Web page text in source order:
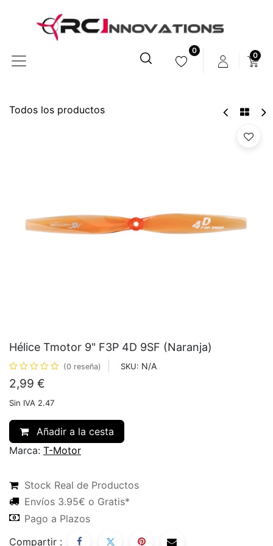
0
0
Todos los productos
Hélice Tmotor 9" F3P 4D 9SF (Naranja)
(0 reseña) SKU: N/A
2,99 €
Sin IVA 2.47
Añadir a la cesta
Marca: T-Motor
Stock Real de Productos
Envíos 3.95€ o Gratis*
Pago a Plazos
Compartir :